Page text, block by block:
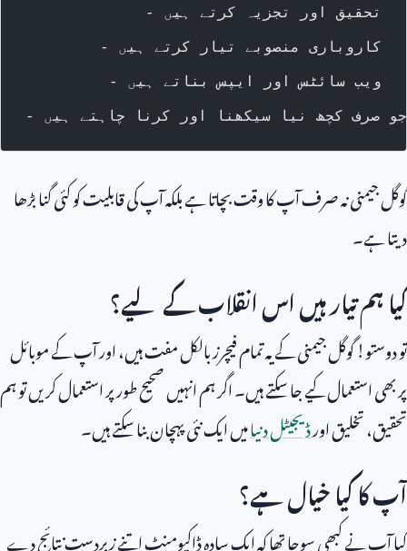
- تحقیق اور تجزیہ کرتے ہیں
- کاروباری منصوبے تیار کرتے ہیں
- ویب سائٹس اور ایپس بناتے ہیں
جو صرف کچھ نیا سیکھنا اور کرنا چاہتے ہیں
گوگل جیمنی نہ صرف آپ کا وقت بچاتا ہے بلکہ آپ کی قابلیت کو کئی گنا بڑھا
دیتا ہے۔
کیا ہم تیار ہیں اس انقلاب کے لیے؟
تو دوستو! گوگل جیمنی کے یہ تمام فیچرز بالکل مفت ہیں، اور آپ کے موبائل
پر بھی استعمال کیے جا سکتے ہیں۔ اگر ہم انہیں صحیح طور پر استعمال کریں تو ہم
تحقیق، تخلیق اورڈیجیٹل دنیامیں ایک نئی پہچان بنا سکتے ہیں۔
آپ کا کیا خیال ہے؟
کیا آپ نے کبھی سوچا تھا کہ ایک سادہ ڈاکیومنٹ اتنے زبردست نتائج دے